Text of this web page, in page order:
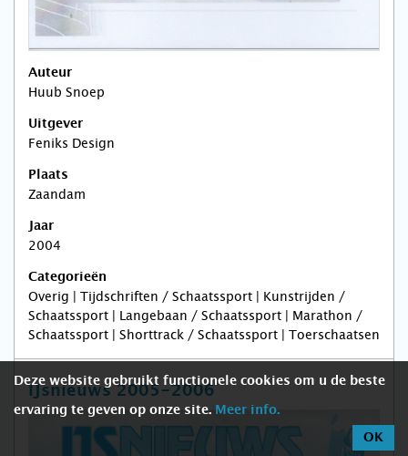
Auteur
Huub Snoep
Uitgever
Feniks Design
Plaats
Zaandam
Jaar
2004
Categorieën
Overig | Tijdschriften / Schaatssport | Kunstrijden /
Schaatssport | Langebaan / Schaatssport | Marathon /
Schaatssport | Shorttrack / Schaatssport | Toerschaatsen
IJsnieuws 2005-2006
Deze website gebruikt functionele cookies om u de beste
ervaring te geven op onze site. Meer info.
OK